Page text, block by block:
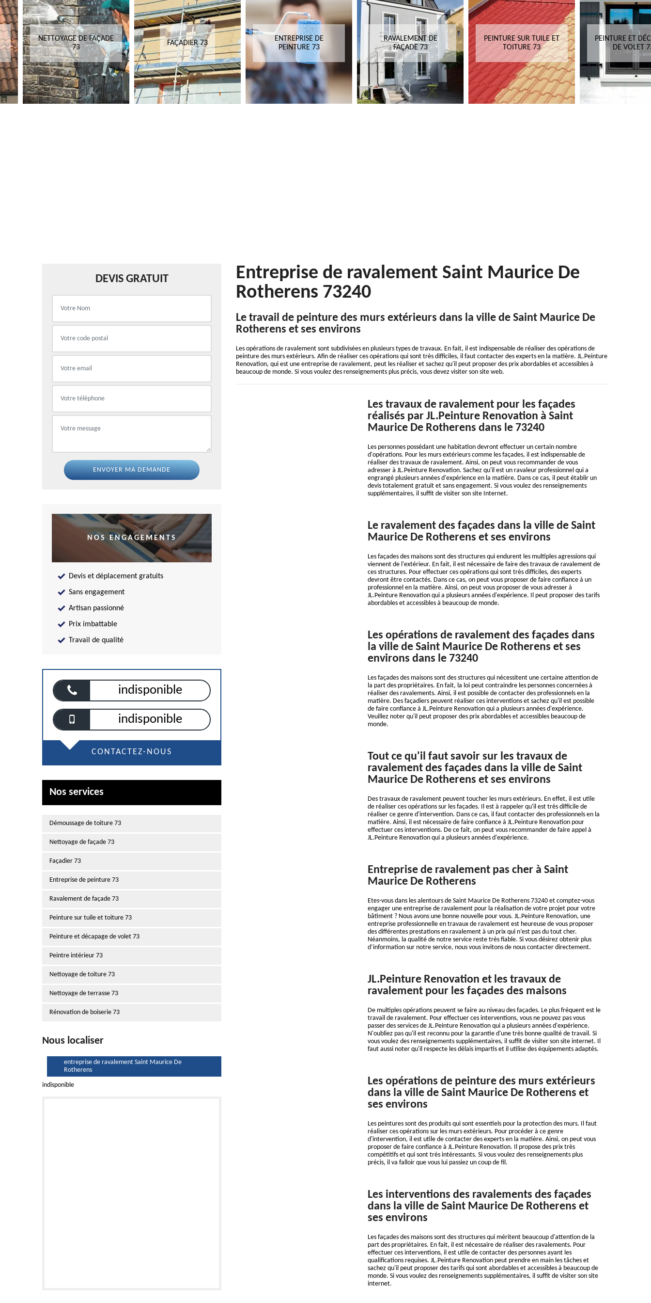
NETTOYAGE DE FAÇADE
73
FAÇADIER 73
ENTREPRISE DE
PEINTURE 73
RAVALEMENT DE
FAÇADE 73
PEINTURE SUR TUILE ET
TOITURE 73
PEINTURE ET
DE VOLET
DEVIS GRATUIT
NOS ENGAGEMENTS
Devis et déplacement gratuits
Sans engagement
Artisan passionné
Prix imbattable
Travail de qualité
indisponible
indisponible
CONTACTEZ-NOUS
Nos services
Démoussage de toiture 73
Nettoyage de façade 73
Façadier 73
Entreprise de peinture 73
Ravalement de façade 73
Peinture sur tuile et toiture 73
Peinture et décapage de volet 73
Peintre intérieur 73
Nettoyage de toiture 73
Nettoyage de terrasse 73
Rénovation de boiserie 73
Nous localiser
entreprise de ravalement Saint Maurice De
Rotherens
indisponible
Entreprise de ravalement Saint Maurice De
Rotherens 73240
Le travail de peinture des murs extérieurs dans la ville de Saint Maurice De
Rotherens et ses environs
Les opérations de ravalement sont subdivisées en plusieurs types de travaux. En fait, il est indispensable de réaliser des opérations de
peinture des murs extérieurs. Afin de réaliser ces opérations qui sont très difficiles, il faut contacter des experts en la matière. JL.Peinture
Renovation, qui est une entreprise de ravalement, peut les réaliser et sachez qu'il peut proposer des prix abordables et accessibles à
beaucoup de monde. Si vous voulez des renseignements plus précis, vous devez visiter son site web.
Les travaux de ravalement pour les façades
réalisés par JL.Peinture Renovation à Saint
Maurice De Rotherens dans le 73240
Les personnes possédant une habitation devront effectuer un certain nombre
d'opérations. Pour les murs extérieurs comme les façades, il est indispensable de
réaliser des travaux de ravalement. Ainsi, on peut vous recommander de vous
adresser à JL.Peinture Renovation. Sachez qu'il est un ravaleur professionnel qui a
engrangé plusieurs années d'expérience en la matière. Dans ce cas, il peut établir un
devis totalement gratuit et sans engagement. Si vous voulez des renseignements
supplémentaires, il suffit de visiter son site Internet.
Le ravalement des façades dans la ville de Saint
Maurice De Rotherens et ses environs
Les façades des maisons sont des structures qui endurent les multiples agressions qui
viennent de l'extérieur. En fait, il est nécessaire de faire des travaux de ravalement de
ces structures. Pour effectuer ces opérations qui sont très difficiles, des experts
devront être contactés. Dans ce cas, on peut vous proposer de faire confiance à un
professionnel en la matière. Ainsi, on peut vous proposer de vous adresser à
JL.Peinture Renovation qui a plusieurs années d'expérience. Il peut proposer des tarifs
abordables et accessibles à beaucoup de monde.
Les opérations de ravalement des façades dans
la ville de Saint Maurice De Rotherens et ses
environs dans le 73240
Les façades des maisons sont des structures qui nécessitent une certaine attention de
la part des propriétaires. En fait, la loi peut contraindre les personnes concernées à
réaliser des ravalements. Ainsi, il est possible de contacter des professionnels en la
matière. Des façadiers peuvent réaliser ces interventions et sachez qu'il est possible
de faire confiance à JL.Peinture Renovation qui a plusieurs années d'expérience.
Veuillez noter qu'il peut proposer des prix abordables et accessibles beaucoup de
monde.
Tout ce qu'il faut savoir sur les travaux de
ravalement des façades dans la ville de Saint
Maurice De Rotherens et ses environs
Des travaux de ravalement peuvent toucher les murs extérieurs. En effet, il est utile
de réaliser ces opérations sur les façades. Il est à rappeler qu'il est très difficile de
réaliser ce genre d'intervention. Dans ce cas, il faut contacter des professionnels en la
matière. Ainsi, il est nécessaire de faire confiance à JL.Peinture Renovation pour
effectuer ces interventions. De ce fait, on peut vous recommander de faire appel à
JL.Peinture Renovation qui a plusieurs années d'expérience.
Entreprise de ravalement pas cher à Saint
Maurice De Rotherens
Etes-vous dans les alentours de Saint Maurice De Rotherens 73240 et comptez-vous
engager une entreprise de ravalement pour la réalisation de votre projet pour votre
bâtiment ? Nous avons une bonne nouvelle pour vous. JL.Peinture Renovation, une
entreprise professionnelle en travaux de ravalement est heureuse de vous proposer
des différentes prestations en ravalement à un prix qui n’est pas du tout cher.
Néanmoins, la qualité de notre service reste très fiable. Si vous désirez obtenir plus
d’information sur notre service, nous vous invitons de nous contacter directement.
JL.Peinture Renovation et les travaux de
ravalement pour les façades des maisons
De multiples opérations peuvent se faire au niveau des façades. Le plus fréquent est le
travail de ravalement. Pour effectuer ces interventions, vous ne pouvez pas vous
passer des services de JL.Peinture Renovation qui a plusieurs années d'expérience.
N'oubliez pas qu'il est reconnu pour la garantie d'une très bonne qualité de travail. Si
vous voulez des renseignements supplémentaires, il suffit de visiter son site internet. Il
faut aussi noter qu'il respecte les délais impartis et il utilise des équipements adaptés.
Les opérations de peinture des murs extérieurs
dans la ville de Saint Maurice De Rotherens et
ses environs
Les peintures sont des produits qui sont essentiels pour la protection des murs. Il faut
réaliser ces opérations sur les murs extérieurs. Pour procéder à ce genre
d'intervention, il est utile de contacter des experts en la matière. Ainsi, on peut vous
proposer de faire confiance à JL.Peinture Renovation. Il propose des prix très
compétitifs et qui sont très intéressants. Si vous voulez des renseignements plus
précis, il va falloir que vous lui passiez un coup de fil.
Les interventions des ravalements des façades
dans la ville de Saint Maurice De Rotherens et
ses environs
Les façades des maisons sont des structures qui méritent beaucoup d'attention de la
part des propriétaires. En fait, il est nécessaire de réaliser des ravalements. Pour
effectuer ces interventions, il est utile de contacter des personnes ayant les
qualifications requises. JL.Peinture Renovation peut prendre en main les tâches et
sachez qu'il peut proposer des tarifs qui sont abordables et accessibles à beaucoup de
monde. Si vous voulez des renseignements supplémentaires, il suffit de visiter son site
internet.